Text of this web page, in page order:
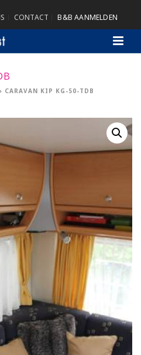
CONTACT B&B AANMELDEN
CARAVAN KIP KG-50-TDB